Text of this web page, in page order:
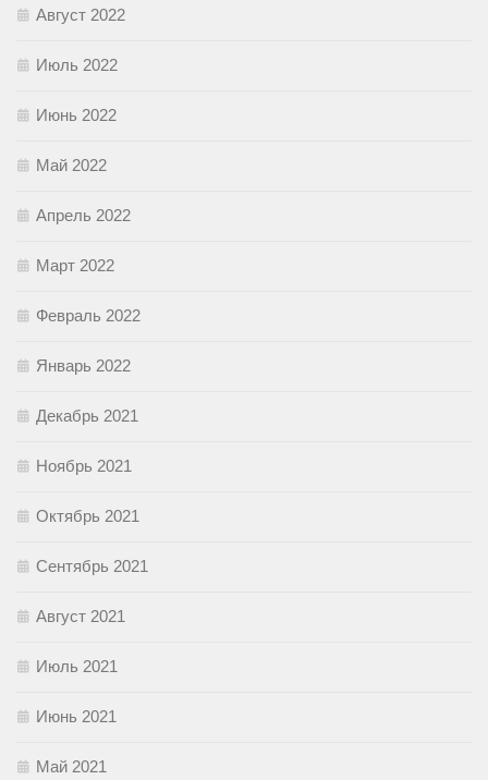
Август 2022
Июль 2022
Июнь 2022
Май 2022
Апрель 2022
Март 2022
Февраль 2022
Январь 2022
Декабрь 2021
Ноябрь 2021
Октябрь 2021
Сентябрь 2021
Август 2021
Июль 2021
Июнь 2021
Май 2021